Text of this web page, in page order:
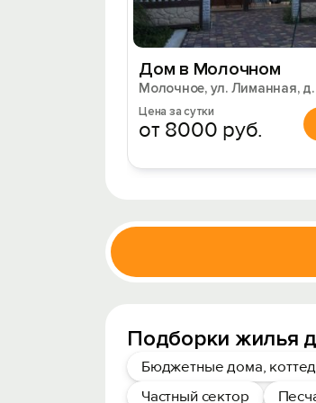
Дом в Молочном
Молочное, ул. Лиманная, д.
Цена за сутки
от 8000 руб.
Подборки жилья
Бюджетные дома,
Частный сектор